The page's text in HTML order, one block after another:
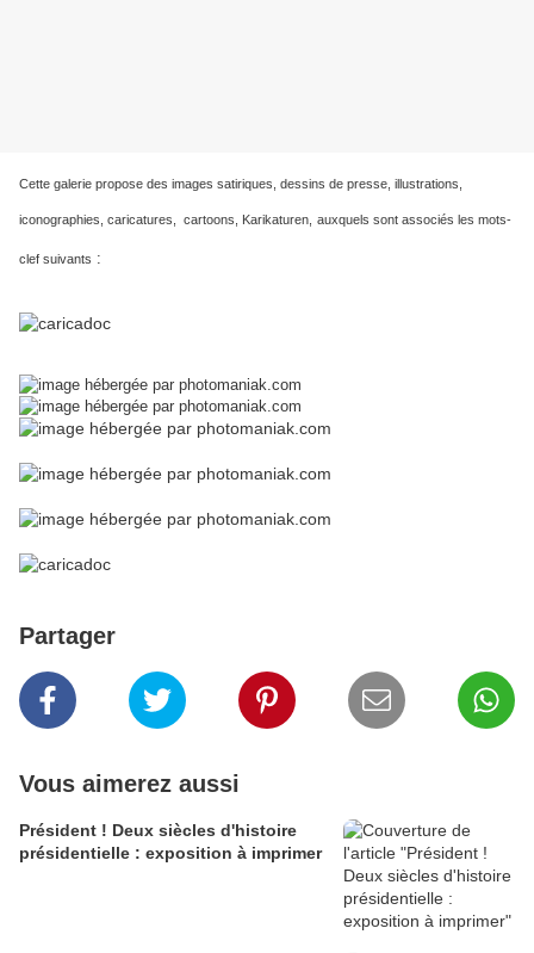
Cette galerie propose des images satiriques, dessins de presse, illustrations,
iconographies, caricatures, cartoons, Karikaturen, auxquels sont associés les mots-
clef suivants :
Partager
Vous aimerez aussi
Président ! Deux siècles d'histoire
présidentielle : exposition à imprimer